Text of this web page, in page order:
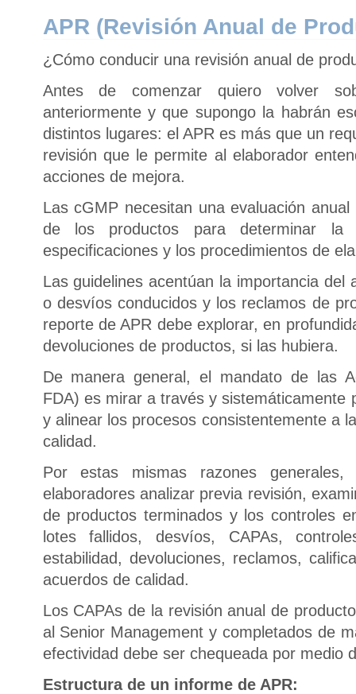
APR (Revisión Anual de
¿Cómo conducir una revisión anual de
Antes de comenzar quiero volver
anteriormente y que supongo la habrán
distintos lugares: el APR es más que un
revisión que le permite al elaborador
acciones de mejora.
Las cGMP necesitan una evaluación
de los productos para determinar la
especificaciones y los procedimientos de
Las guidelines acentúan la importancia del
o desvíos conducidos y los reclamos de
reporte de APR debe explorar, en
devoluciones de productos, si las hubiera.
De manera general, el mandato de las
FDA) es mirar a través y sistemáticamente
y alinear los procesos consistentemente a
calidad.
Por estas mismas razones
elaboradores analizar previa revisión,
de productos terminados y los controles
lotes fallidos, desvíos, CAPAs,
estabilidad, devoluciones, reclamos,
acuerdos de calidad.
Los CAPAs de la revisión anual de
al Senior Management y completados de
efectividad debe ser chequeada por medio
Estructura de un informe de APR: